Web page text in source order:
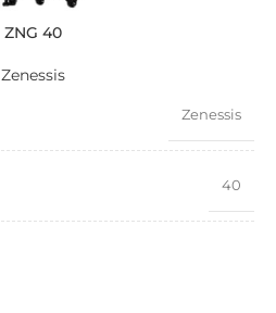
ZNG 40
Zenessis
Zenessis
40